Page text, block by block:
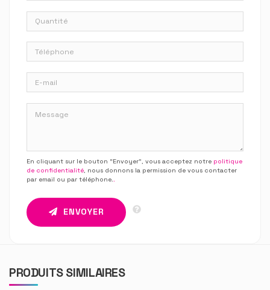
En cliquant sur le bouton “Envoyer”, vous acceptez notre politique
de confidentialité, nous donnons la permission de vous contacter
par email ou par téléphone..
ENVOYER
PRODUITS SIMILAIRES